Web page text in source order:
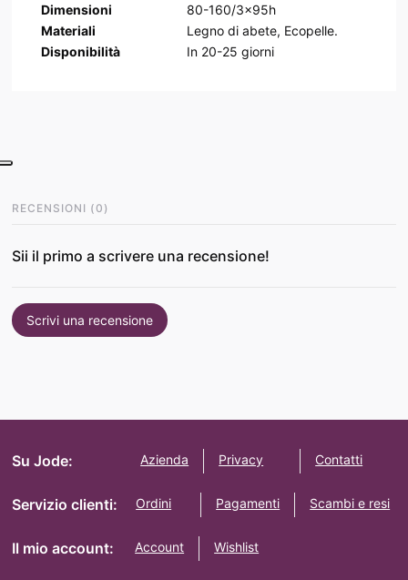
Dimensioni
80-160/3x95h
Materiali
Legno di abete, Ecopelle.
Disponibilità
In 20-25 giorni
RECENSIONI (0 )
Sii il primo a scrivere una recensione!
Scrivi una recensione
Su Jode: Azienda Privacy Contatti
Servizio clienti: Ordini Pagamenti Scambi e resi
Il mio account: Account Wishlist